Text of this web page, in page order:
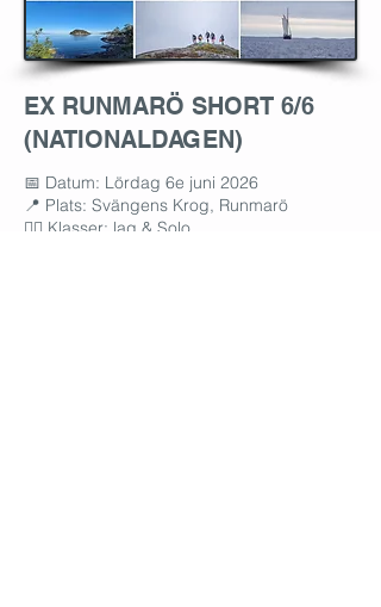
EX RUNMARÖ SHORT 6/6
(NATIONALDAGEN)
​📅 Datum: Lördag 6e juni 2026
📍 Plats: Svängens Krog, Runmarö​​
👯‍♂️ Klasser: lag & Solo